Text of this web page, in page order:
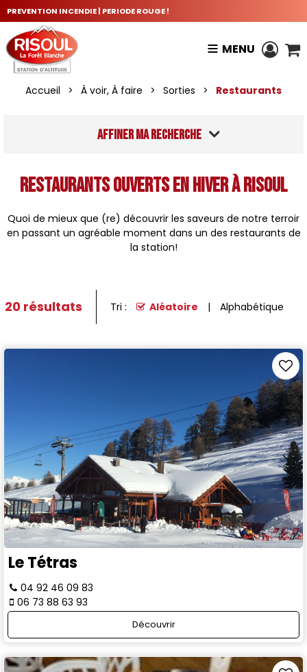
PREVENTION INCENDIE | PERIODE ROUGE !
MENU
Accueil > À voir, À faire > Sorties > Restaurants
Affiner ma recherche
Restaurants ouverts en hiver à Risoul
Quoi de mieux que (re) découvrir les saveurs de notre terroir
en passant un agréable moment dans un des restaurants de
la station!
20 résultats Tri : Aléatoire Alphabétique
Le Tétras
04 92 46 09 83
06 73 88 63 93
Découvrir